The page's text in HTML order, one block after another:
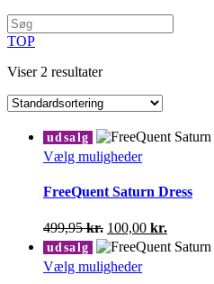
TOP
Viser 2 resultater
udsalg
Vælg mulighederDette
har
varianter.
Mulighederne
kan
vælges
FreeQuent Saturn Dress
499,95kr. Den
oprindelige
pris
var:
100,00 kr.
aktuelle
udsalg
Vælg mulighederDette